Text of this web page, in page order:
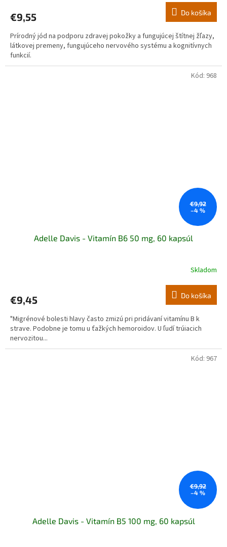
€9,55 Do košíka
Prírodný jód na podporu zdravej pokožky a fungujúcej štítnej žľazy,
látkovej premeny, fungujúceho nervového systému a kognitívnych
funkcií.
€9,92
–4 %
Adelle Davis - Vitamín B6 50 mg, 60 kapsúl
Skladom
€9,45 Do košíka
"Migrénové bolesti hlavy často zmizú pri pridávaní vitamínu B k
strave. Podobne je tomu u ťažkých hemoroidov. U ľudí trúiacich
nervozitou...
Kód: 968
€9,92
–4 %
Adelle Davis - Vitamín B5 100 mg, 60 kapsúl
Kód: 967